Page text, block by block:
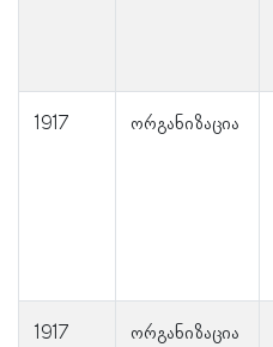
1917 ორგანიზაცია
1917 ორგანიზაცია